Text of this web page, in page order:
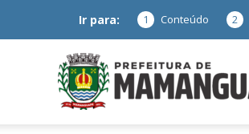
Ir para: 1 Conteúdo 2